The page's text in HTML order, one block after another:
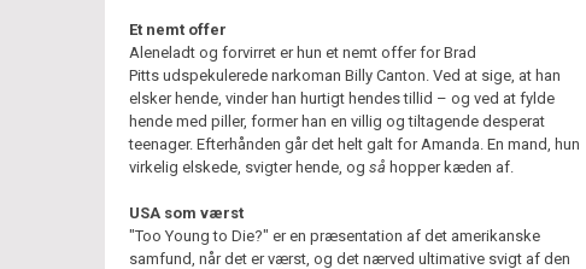
Et nemt offer
Aleneladt og forvirret er hun et nemt offer for Brad
Pitts udspekulerede narkoman Billy Canton. Ved at sige, at han
elsker hende, vinder han hurtigt hendes tillid – og ved at fylde
hende med piller, former han en villig og tiltagende desperat
teenager. Efterhånden går det helt galt for Amanda. En mand, hun
virkelig elskede, svigter hende, og så hopper kæden af.
USA som værst
"Too Young to Die?" er en præsentation af det amerikanske
samfund, når det er værst, og det nærved ultimative svigt af den